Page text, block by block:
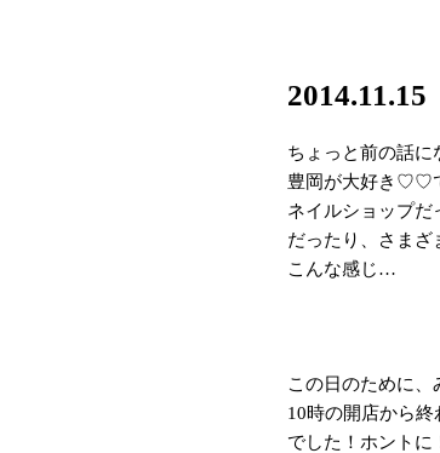
2014.11.15
ちょっと前の話
豊岡が大好き♡♡
ネイルショップ
だったり、さまざ
こんな感
この日のために
10時の開店から
でした！ホントに